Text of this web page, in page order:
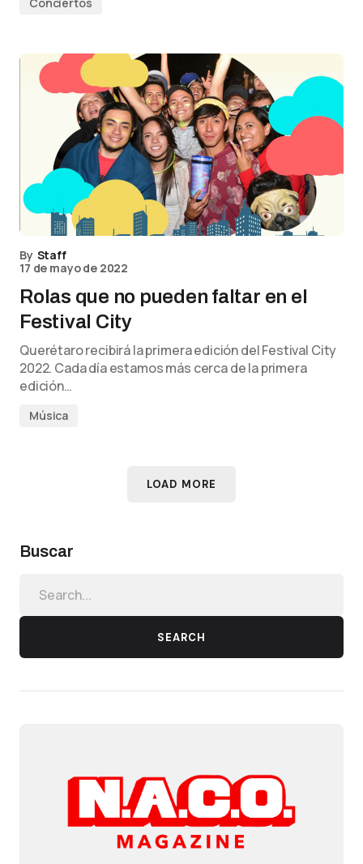
By Staff
17 de mayo de 2022
Rolas que no pueden faltar en el
Festival City
Querétaro recibirá la primera edición del Festival City
2022. Cada día estamos más cerca de la primera
edición…
Música
LOAD MORE
Buscar
SEARCH